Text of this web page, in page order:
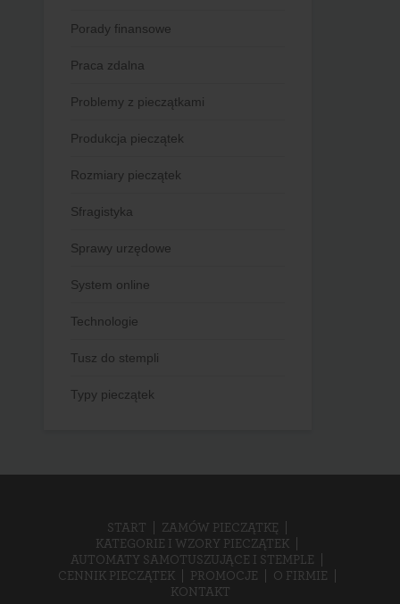
Porady finansowe
Praca zdalna
Problemy z pieczątkami
Produkcja pieczątek
Rozmiary pieczątek
Sfragistyka
Sprawy urzędowe
System online
Technologie
Tusz do stempli
Typy pieczątek
START
ZAMÓW PIECZĄTKĘ
KATEGORIE I WZORY PIECZĄTEK
AUTOMATY SAMOTUSZUJĄCE I STEMPLE
CENNIK PIECZĄTEK
PROMOCJE
O FIRMIE
KONTAKT